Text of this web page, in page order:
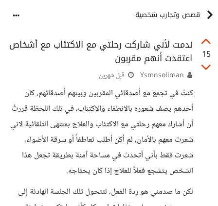
قصص وتجارب شخصية
15
ندمت لأني شاركت رحلتي مع الاكتئاب مع أشخاص
اعتقدت أنهم مقربون
قبل شهرين
كنتُ في تجمع مع أصدقائي المقربين وبينهم أصدقائهم، كان
أحدهم يصف شعوره بالانطفاء والاكتئاب، في تلك اللحظة قررتُ
أن أشارك معهم رحلتي مع الاكتئاب والعلاج بمنتهى التلقائية لاني
شعرت معهم بالأمان، لم أكن أطلب تعاطفاً أو سرقة الأضواء،
شعرت فقط بأني أتحدث في مساحة آمنة بطريقة تجعل هذا
الشخص يتشجع فعلاً للعلاج إذا كان يحتاجه.
لكن ما صدمني هو ردة الفعل، لتتحول تلك الجلسة الهادئة إلى